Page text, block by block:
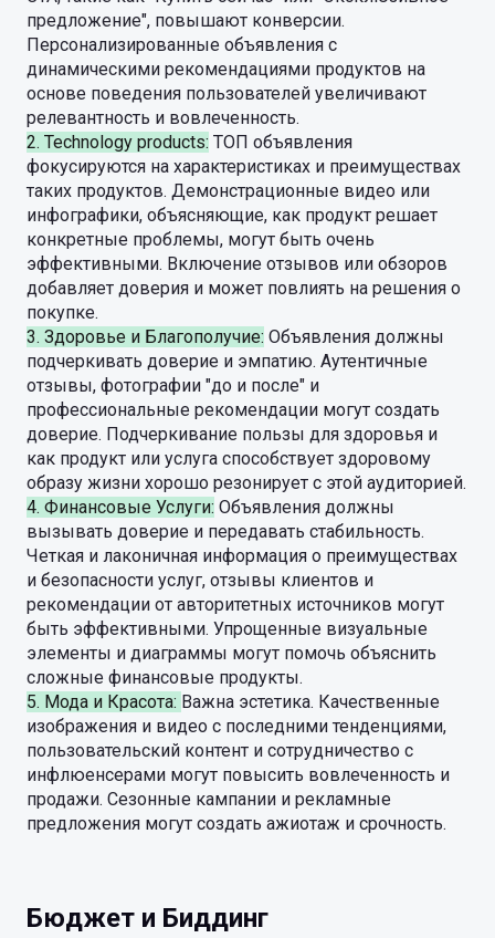
предложение", повышают конверсии.
Персонализированные объявления с
динамическими рекомендациями продуктов на
основе поведения пользователей увеличивают
релевантность и вовлеченность.
2. Technology products: ТОП объявления
фокусируются на характеристиках и преимуществах
таких продуктов. Демонстрационные видео или
инфографики, объясняющие, как продукт решает
конкретные проблемы, могут быть очень
эффективными. Включение отзывов или обзоров
добавляет доверия и может повлиять на решения о
покупке.
3. Здоровье и Благополучие: Объявления должны
подчеркивать доверие и эмпатию. Аутентичные
отзывы, фотографии "до и после" и
профессиональные рекомендации могут создать
доверие. Подчеркивание пользы для здоровья и
как продукт или услуга способствует здоровому
образу жизни хорошо резонирует с этой аудиторией.
4. Финансовые Услуги: Объявления должны
вызывать доверие и передавать стабильность.
Четкая и лаконичная информация о преимуществах
и безопасности услуг, отзывы клиентов и
рекомендации от авторитетных источников могут
быть эффективными. Упрощенные визуальные
элементы и диаграммы могут помочь объяснить
сложные финансовые продукты.
5. Мода и Красота: Важна эстетика. Качественные
изображения и видео с последними тенденциями,
пользовательский контент и сотрудничество с
инфлюенсерами могут повысить вовлеченность и
продажи. Сезонные кампании и рекламные
предложения могут создать ажиотаж и срочность.
Бюджет и Биддинг